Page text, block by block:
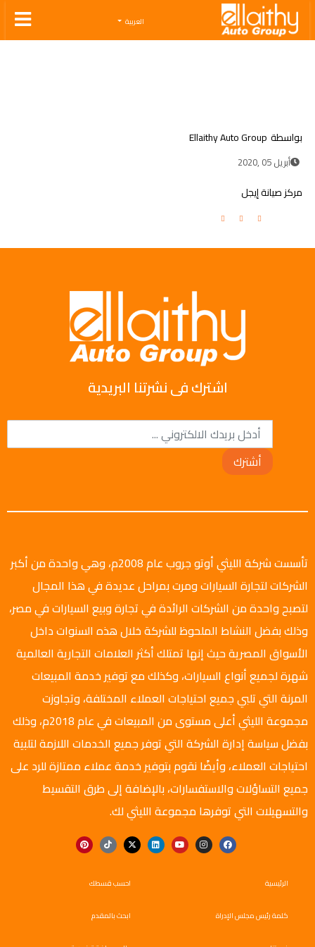
Ellaithy Auto Group
العربية
بواسطة Ellaithy Auto Group
أبريل 05 ,2020
مركز صيانة إيجل
اشترك فى نشرتنا البريدية
أشترك
تأسست شركة الليثي أوتو جروب عام 2008م، وهي واحدة من أكبر
الشركات لتجارة السيارات ومرت بمراحل عديدة في هذا المجال
لتصبح واحدة من الشركات الرائدة في تجارة وبيع السيارات في مصر،
وذلك بفضل النشاط الملحوظ للشركة خلال هذه السنوات داخل
الأسواق المصرية حيث إنها تمتلك أكثر العلامات التجارية العالمية
شهرة لجميع أنواع السيارات، وكذلك مع توفير خدمة المبيعات
المرنة التي تلبي جميع احتياجات العملاء المختلفة، وتجاوزت
مجموعة الليثي أعلى مستوى من المبيعات في عام 2018م، وذلك
بفضل سياسة إدارة الشركة التي توفر جميع الخدمات اللازمة لتلبية
احتياجات العملاء، وأيضًا نقوم بتوفير خدمة عملاء ممتازة للرد على
جميع التساؤلات والاستفسارات، بالإضافة إلى طرق التقسيط
والتسهيلات التي توفرها مجموعة الليثي لك.
الرئيسية
كلمة رئيس مجلس الإدراة
احسب قسطك
ابحث بالمقدم